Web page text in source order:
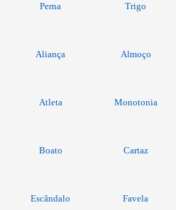
Perna Trigo
Aliança Almoço
Atleta Monotonia
Boato Cartaz
Escândalo Favela